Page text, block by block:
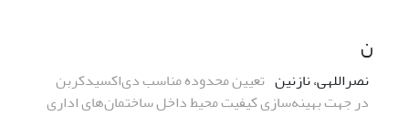
ن
نصراللهی، نازنین تعیین محدوده مناسب دی‌اکسیدکربن
در جهت بهینه‌سازی کیفیت محیط داخل ساختمان‌های اداری